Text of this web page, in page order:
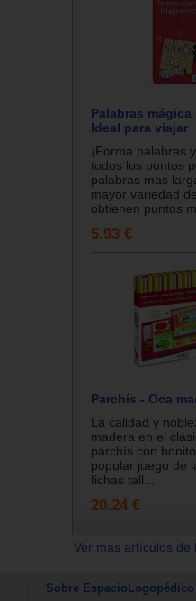
Palabras
Ideal para viajar
¡Forma palabras
todos los puntos
palabras mas
mayor variedad
obtienen puntos
5.93 €
Parchís - Oca
La calidad y
madera en el
parchís con
popular juego de
fichas tall...
20.24 €
Ver más artículos
Sobre EspacioLogopédico